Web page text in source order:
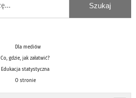
Dla mediów
Co, gdzie, jak załatwić?
Edukacja statystyczna
O stronie